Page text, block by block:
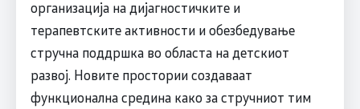
организација на дијагностичките и
терапевтските активности и обезбедување
стручна поддршка во областа на детскиот
развој. Новите простории создаваат
функционална средина како за стручниот тим